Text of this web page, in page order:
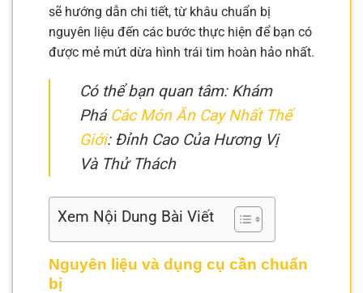
sẽ hướng dẫn chi tiết, từ khâu chuẩn bị
nguyên liệu đến các bước thực hiện để bạn có
được mẻ mứt dừa hình trái tim hoàn hảo nhất.
Có thể bạn quan tâm: Khám
Phá Các Món Ăn Cay Nhất Thế
Giới: Đỉnh Cao Của Hương Vị
Và Thử Thách
Xem Nội Dung Bài Viết
Nguyên liệu và dụng cụ cần chuẩn
bị